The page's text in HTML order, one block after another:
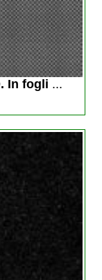
In fogli ...